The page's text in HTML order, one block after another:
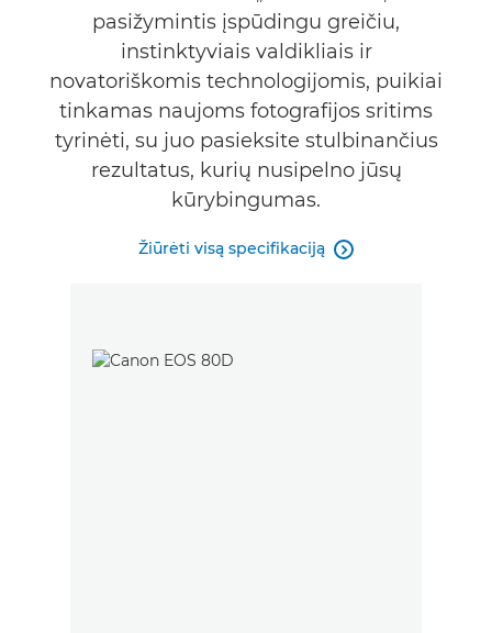
pasižymintis įspūdingu greičiu,
instinktyviais valdikliais ir
novatoriškomis technologijomis, puikiai
tinkamas naujoms fotografijos sritims
tyrinėti, su juo pasieksite stulbinančius
rezultatus, kurių nusipelno jūsų
kūrybingumas.
Žiūrėti visą specifikaciją 